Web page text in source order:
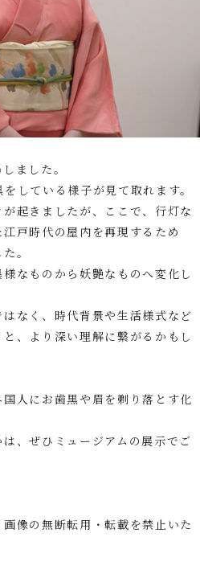
ました。
している様子が見て取れます。
起きましたが、ここで、行灯な
戸時代の屋内を再現するため
。
なものから妖艶なものへ変化し
なく、時代背景や生活様式など
、より深い理解に繋がるかもし
人にお歯黒や眉を剃り落とす化
、ぜひミュージアムの展示でご
像の無断転用・転載を禁止いた